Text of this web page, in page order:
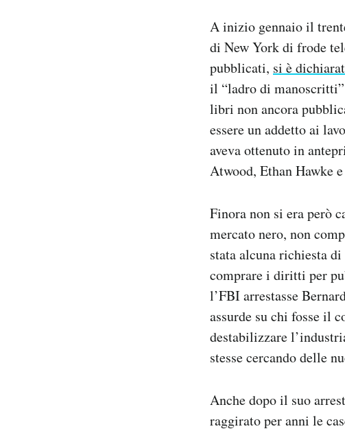
A inizio gennaio il
di New York di frode
pubblicati, si è
il “ladro di
libri non ancora
essere un addetto ai
aveva ottenuto in
Atwood, Ethan Hawke
Finora non si era però
mercato nero, non
stata alcuna richiesta
comprare i diritti per
l’FBI arrestasse
assurde su chi fosse il
destabilizzare
stesse cercando delle
Anche dopo il suo
raggirato per anni le